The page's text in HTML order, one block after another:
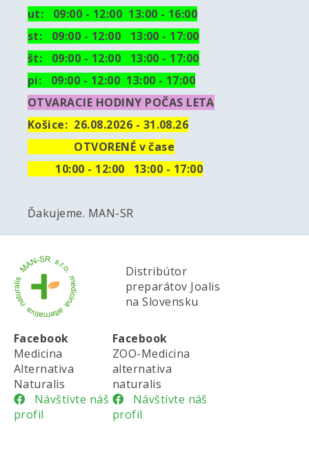
ut: 09:00 - 12:00 13:00 - 16:00
st: 09:00 - 12:00 13:00 - 17:00
št: 09:00 - 12:00 13:00 - 17:00
pi: 09:00 - 12:00 13:00 - 17:00
OTVARACIE HODINY POČAS LETA
Košice: 26.08.2026 - 31.08.26
OTVORENÉ v čase
10:00 - 12:00 13:00 - 17:00
Ďakujeme. MAN-SR
Distribútor
preparátov Joalis
na Slovensku
Facebook
Medicina
Alternativa
Naturalis
Návštívte náš
profil
Facebook
ZOO-Medicina
alternativa
naturalis
Návštívte náš
profil